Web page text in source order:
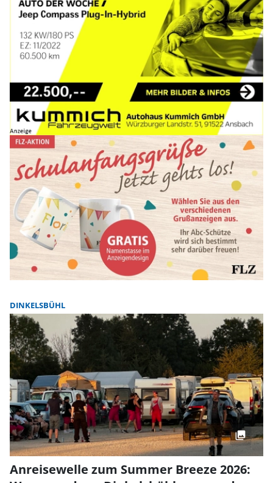
DINKELSBÜHL
Anreisewelle zum Summer Breeze 2026: